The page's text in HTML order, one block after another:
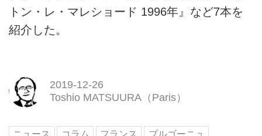
トン・レ・マレショード 1996年』など7本を
紹介した。
2019-12-26
Toshio MATSUURA（Paris）